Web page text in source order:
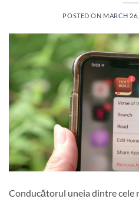
POSTED ON MARCH
Conducătorul uneia dintre cele